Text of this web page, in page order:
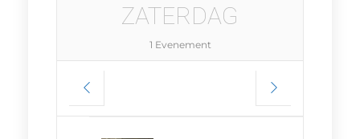
ZATERDAG
1 Evenement